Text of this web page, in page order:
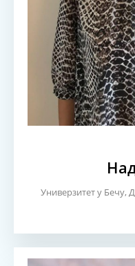
Универзитет у Бечу,